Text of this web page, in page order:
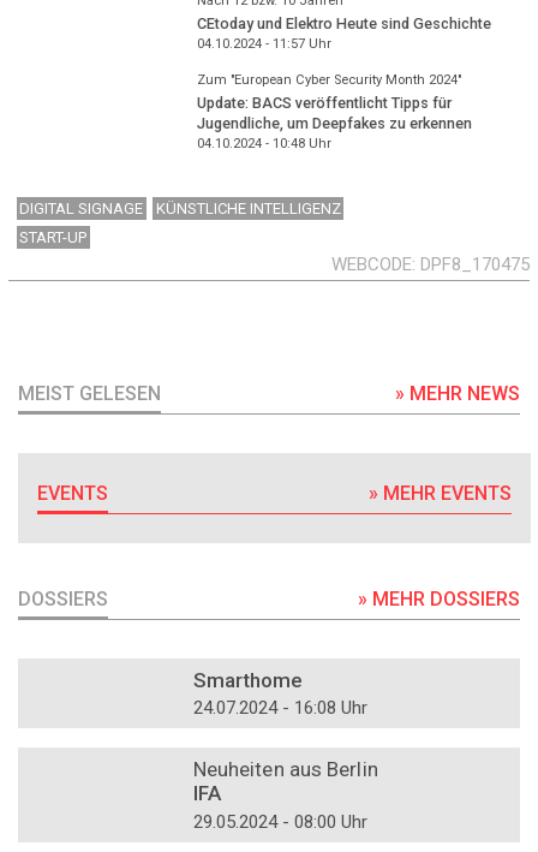
CEtoday und Elektro Heute sind Geschichte
04.10.2024 - 11:57Uhr
Zum "European Cyber Security Month 2024"
Update: BACS veröffentlicht Tipps für
Jugendliche, um Deepfakes zu erkennen
04.10.2024 - 10:48Uhr
DIGITAL SIGNAGE
KÜNSTLICHE INTELLIGENZ
START-UP
WEBCODE DPF8_170475
MEIST GELESEN » MEHR NEWS
EVENTS » MEHR EVENTS
DOSSIERS » MEHR DOSSIERS
Smarthome
24.07.2024 - 16:08 Uhr
Neuheiten aus Berlin
IFA
29.05.2024 - 08:00 Uhr